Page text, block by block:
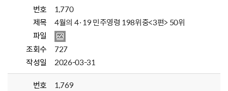
번호
1,770
제목
4월의 4·19 민주영령 198위중<3편> 50위
파일
조회수
727
작성일
2026-03-31
번호
1,769